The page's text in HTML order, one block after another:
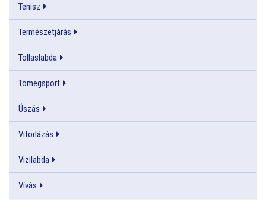
Tenisz
Természetjárás
Tollaslabda
Tömegsport
Úszás
Vitorlázás
Vizilabda
Vívás